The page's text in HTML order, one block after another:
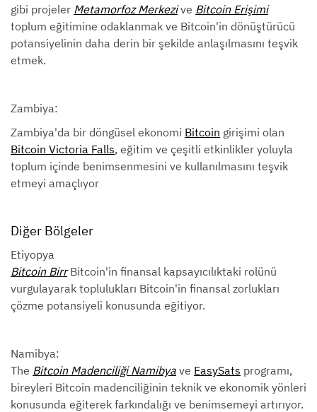
gibi projeler Metamorfoz Merkezive Bitcoin Erişimi
toplum eğitimine odaklanmak ve Bitcoin'in dönüştürücü
potansiyelinin daha derin bir şekilde anlaşılmasını teşvik
etmek.
Zambiya:
Zambiya'da bir döngüsel ekonomi Bitcoin girişimi olan
Bitcoin Victoria Falls, eğitim ve çeşitli etkinlikler yoluyla
toplum içinde benimsenmesini ve kullanılmasını teşvik
etmeyi amaçlıyor
Diğer Bölgeler
Etiyopya
Bitcoin BirrBitcoin'in finansal kapsayıcılıktaki rolünü
vurgulayarak toplulukları Bitcoin'in finansal zorlukları
çözme potansiyeli konusunda eğitiyor.
Namibya:
The Bitcoin Madenciliği Namibya ve EasySats programı,
bireyleri Bitcoin madenciliğinin teknik ve ekonomik yönleri
konusunda eğiterek farkındalığı ve benimsemeyi artırıyor.